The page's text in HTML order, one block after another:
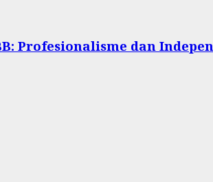
Profesionalisme dan